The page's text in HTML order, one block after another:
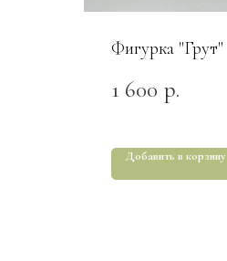
Фигурка "Грут"
1 600 р.
Добавить в корзину